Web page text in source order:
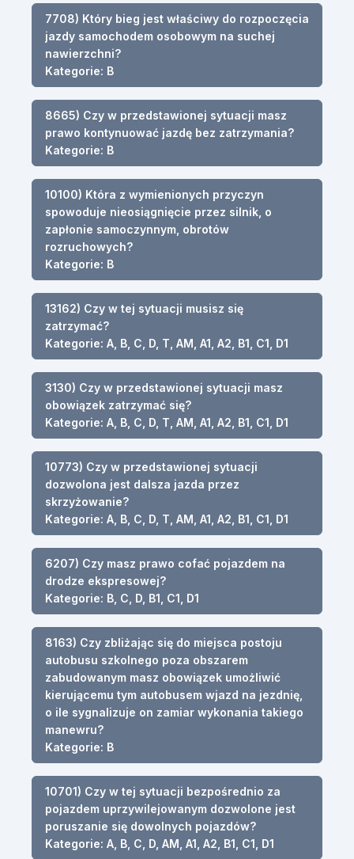
7708) Który bieg jest właściwy do rozpoczęcia
jazdy samochodem osobowym na suchej
nawierzchni?
Kategorie: B
8665) Czy w przedstawionej sytuacji masz
prawo kontynuować jazdę bez zatrzymania?
Kategorie: B
10100) Która z wymienionych przyczyn
spowoduje nieosiągnięcie przez silnik, o
zapłonie samoczynnym, obrotów
rozruchowych?
Kategorie: B
13162) Czy w tej sytuacji musisz się
zatrzymać?
Kategorie: A, B, C, D, T, AM, A1, A2, B1, C1, D1
3130) Czy w przedstawionej sytuacji masz
obowiązek zatrzymać się?
Kategorie: A, B, C, D, T, AM, A1, A2, B1, C1, D1
10773) Czy w przedstawionej sytuacji
dozwolona jest dalsza jazda przez
skrzyżowanie?
Kategorie: A, B, C, D, T, AM, A1, A2, B1, C1, D1
6207) Czy masz prawo cofać pojazdem na
drodze ekspresowej?
Kategorie: B, C, D, B1, C1, D1
8163) Czy zbliżając się do miejsca postoju
autobusu szkolnego poza obszarem
zabudowanym masz obowiązek umożliwić
kierującemu tym autobusem wjazd na jezdnię,
o ile sygnalizuje on zamiar wykonania takiego
manewru?
Kategorie: B
10701) Czy w tej sytuacji bezpośrednio za
pojazdem uprzywilejowanym dozwolone jest
poruszanie się dowolnych pojazdów?
Kategorie: A, B, C, D, AM, A1, A2, B1, C1, D1